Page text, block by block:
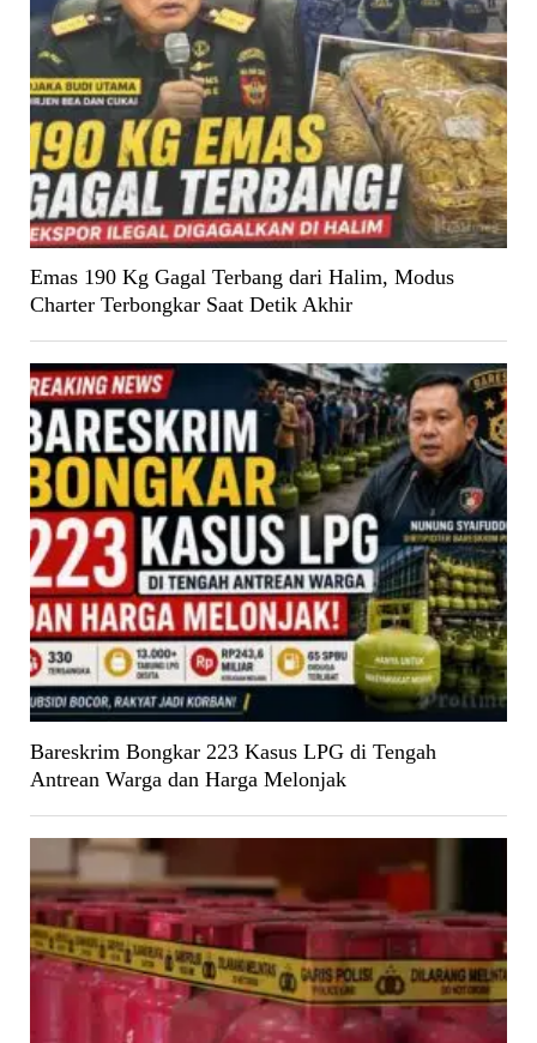
Emas 190 Kg Gagal Terbang dari Halim, Modus
Charter Terbongkar Saat Detik Akhir
Bareskrim Bongkar 223 Kasus LPG di Tengah
Antrean Warga dan Harga Melonjak